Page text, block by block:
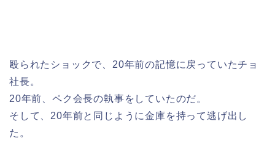
殴られたショックで、20年前の記憶に戻っていたチョ
社長。
20年前、ペク会長の執事をしていたのだ。
そして、20年前と同じように金庫を持って逃げ出し
た。